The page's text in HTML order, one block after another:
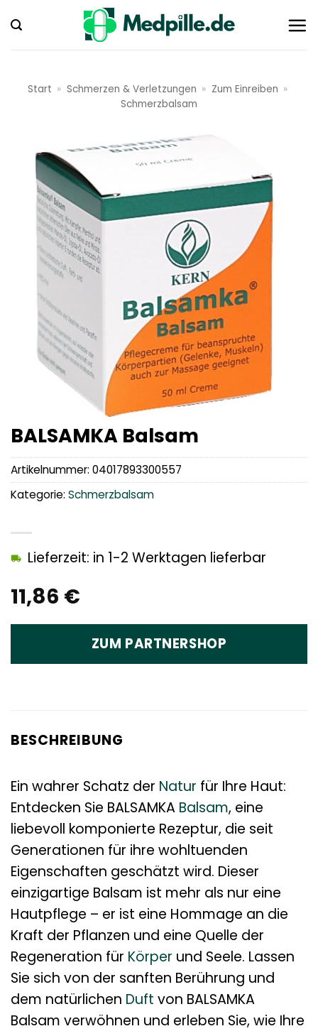
Inhalt
springen
Start » Schmerzen & Verletzungen » Zum Einreiben »
Schmerzbalsam
BALSAMKA Balsam
11,86 €
Lieferzeit: in 1-2 Werktagen lieferbar
ZUM PARTNERSHOP
Artikelnummer: 04017893300557
Kategorie: Schmerzbalsam
BESCHREIBUNG
Ein wahrer Schatz der Natur für Ihre Haut:
Entdecken Sie BALSAMKA Balsam, eine
liebevoll komponierte Rezeptur, die seit
Generationen für ihre wohltuenden
Eigenschaften geschätzt wird. Dieser
einzigartige Balsam ist mehr als nur eine
Hautpflege – er ist eine Hommage an die
Kraft der Pflanzen und eine Quelle der
Regeneration für Körper und Seele. Lassen
Sie sich von der sanften Berührung und
dem natürlichen Duft von BALSAMKA
Balsam verwöhnen und erleben Sie, wie Ihre